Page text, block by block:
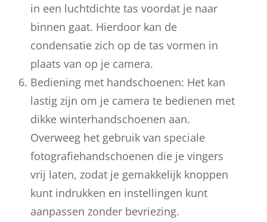
in een luchtdichte tas voordat je naar
binnen gaat. Hierdoor kan de
condensatie zich op de tas vormen in
plaats van op je camera.
Bediening met handschoenen: Het kan
lastig zijn om je camera te bedienen met
dikke winterhandschoenen aan.
Overweeg het gebruik van speciale
fotografiehandschoenen die je vingers
vrij laten, zodat je gemakkelijk knoppen
kunt indrukken en instellingen kunt
aanpassen zonder bevriezing.